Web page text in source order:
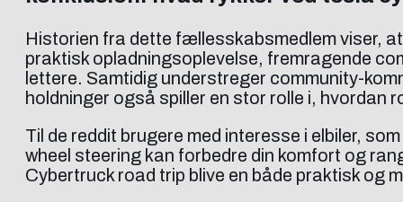
Historien fra dette fællesskabsmedlem viser,
praktisk opladningsoplevelse, fremragende
lettere. Samtidig understreger community-
holdninger også spiller en stor rolle i, hvordan
Til de reddit brugere med interesse i elbiler,
wheel steering kan forbedre din komfort og
Cybertruck road trip blive en både praktisk og